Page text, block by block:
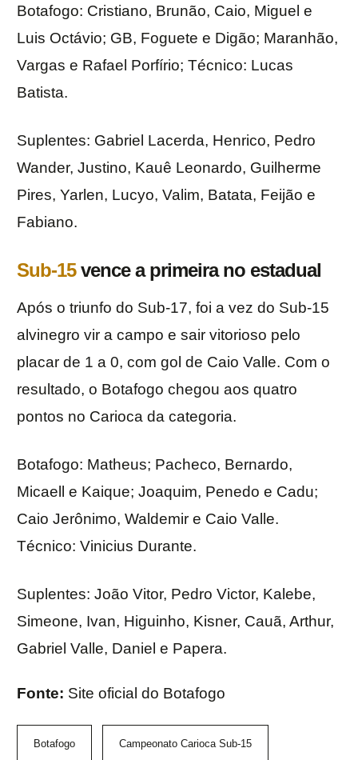
Botafogo: Cristiano, Brunão, Caio, Miguel e
Luis Octávio; GB, Foguete e Digão; Maranhão,
Vargas e Rafael Porfírio; Técnico: Lucas
Batista.
Suplentes: Gabriel Lacerda, Henrico, Pedro
Wander, Justino, Kauê Leonardo, Guilherme
Pires, Yarlen, Lucyo, Valim, Batata, Feijão e
Fabiano.
Sub-15vence a primeira no estadual
Após o triunfo do Sub-17, foi a vez do Sub-15
alvinegro vir a campo e sair vitorioso pelo
placar de 1 a 0, com gol de Caio Valle. Com o
resultado, o Botafogo chegou aos quatro
pontos no Carioca da categoria.
Botafogo: Matheus; Pacheco, Bernardo,
Micaell e Kaique; Joaquim, Penedo e Cadu;
Caio Jerônimo, Waldemir e Caio Valle.
Técnico: Vinicius Durante.
Suplentes: João Vitor, Pedro Victor, Kalebe,
Simeone, Ivan, Higuinho, Kisner, Cauã, Arthur,
Gabriel Valle, Daniel e Papera.
Fonte: Site oficial do Botafogo
Botafogo Campeonato Carioca Sub-15